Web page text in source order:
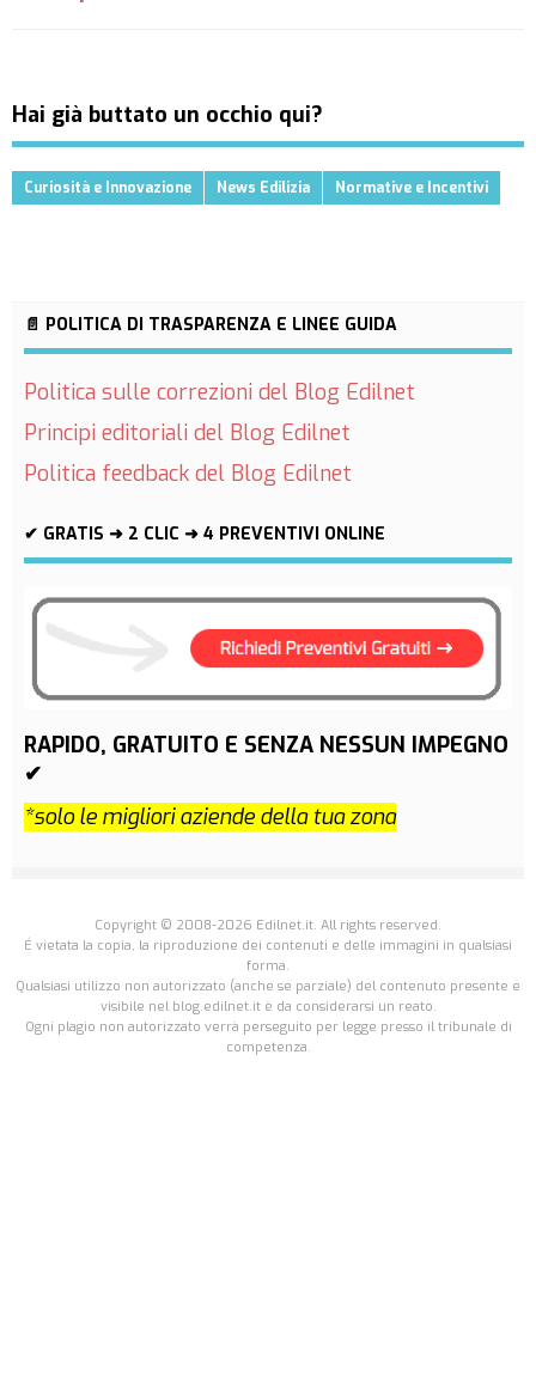
Hai già buttato un occhio qui?
Curiosità e Innovazione News Edilizia Normative e Incentivi
📄 POLITICA DI TRASPARENZA E LINEE GUIDA
Politica sulle correzioni del Blog Edilnet
Principi editoriali del Blog Edilnet
Politica feedback del Blog Edilnet
✔ GRATIS ➜ 2 CLIC ➜ 4 PREVENTIVI ONLINE
RAPIDO, GRATUITO E SENZA NESSUN IMPEGNO
✔
*solo le migliori aziende della tua zona
Copyright © 2008-2026 Edilnet.it. All rights reserved.
É vietata la copia, la riproduzione dei contenuti e delle immagini in qualsiasi
forma.
Qualsiasi utilizzo non autorizzato (anche se parziale) del contenuto presente e
visibile nel blog.edilnet.it è da considerarsi un reato.
Ogni plagio non autorizzato verrà perseguito per legge presso il tribunale di
competenza.